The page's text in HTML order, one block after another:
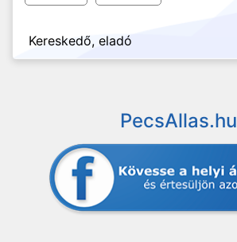
Kereskedő, eladó
PecsAllas.hu